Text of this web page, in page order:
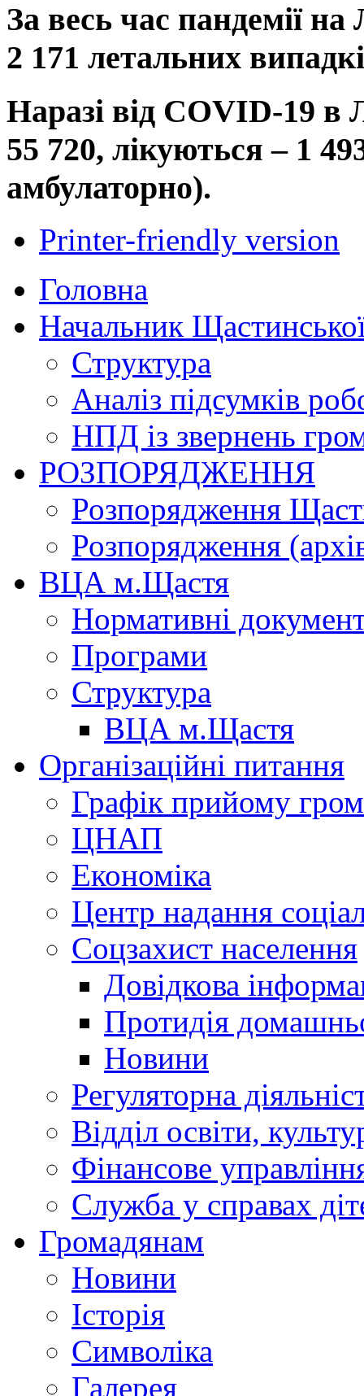
За весь час пандемії
2 171 летальних
Наразі від COVID-19 в
55 720, лікуються – 1
амбулаторно).
Printer-friendly version
Головна
Начальник
Структура
Аналіз підсумків
НПД із звернень
РОЗПОРЯДЖЕННЯ
Розпорядження
Розпорядження
ВЦА м.Щастя
Нормативні
Програми
Структура
ВЦА м.Щастя
Організаційні питання
Графік прийому
ЦНАП
Економіка
Центр надання
Соцзахист населення
Довідкова
Протидія
Новини
Регуляторна
Відділ освіти,
Фінансове
Служба у справах
Громадянам
Новини
Історія
Символіка
Галерея